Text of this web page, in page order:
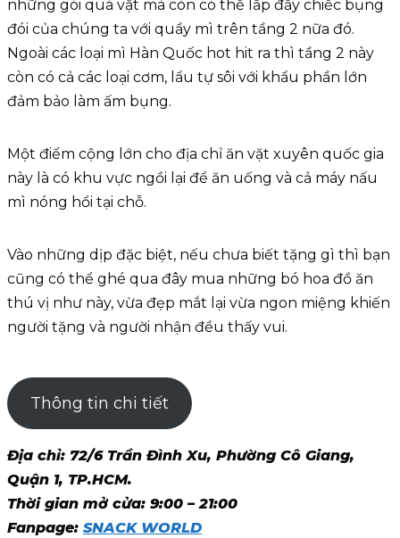
những gói quà vặt mà còn có thể lắp đầy chiếc bụng
đói của chúng ta với quầy mì trên tầng 2 nữa đó.
Ngoài các loại mì Hàn Quốc hot hit ra thì tầng 2 này
còn có cả các loại cơm, lẩu tự sôi với khẩu phần lớn
đảm bảo làm ấm bụng.
Một điểm cộng lớn cho địa chỉ ăn vặt xuyên quốc gia
này là có khu vực ngồi lại để ăn uống và cả máy nấu
mì nóng hổi tại chỗ.
Vào những dịp đặc biệt, nếu chưa biết tặng gì thì bạn
cũng có thể ghé qua đây mua những bó hoa đồ ăn
thú vị như này, vừa đẹp mắt lại vừa ngon miệng khiến
người tặng và người nhận đều thấy vui.
Thông tin chi tiết
Địa chỉ: 72/6 Trần Đình Xu, Phường Cô Giang,
Quận 1, TP.HCM.
Thời gian mở cửa: 9:00 – 21:00
Fanpage: SNACK WORLD